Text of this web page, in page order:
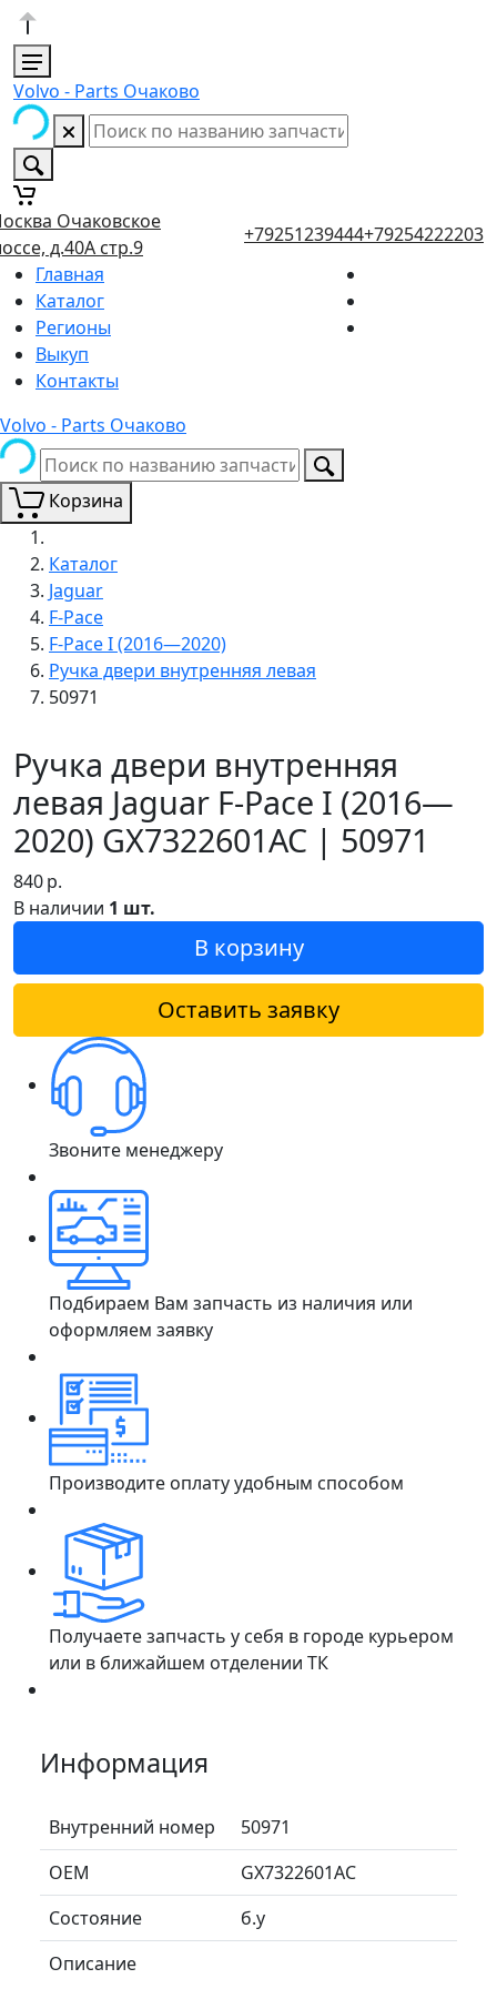
Volvo - Parts Очаково
Очаковское
д.40А стр.9
+79251239444+79254222203
Главная
Каталог
Регионы
Выкуп
Контакты
Volvo - Parts Очаково
Корзина
Каталог
Jaguar
F-Pace
F-Pace I (2016—2020)
Ручка двери внутренняя левая
50971
Ручка двери внутренняя
левая Jaguar F-Pace I (2016—
2020) GX7322601AC | 50971
840р.
В наличии 1 шт.
В корзину
Оставить заявку
Звоните менеджеру
Подбираем Вам запчасть из наличия или
оформляем заявку
Производите оплату удобным способом
Получаете запчасть у себя в городе курьером
или в ближайшем отделении ТК
Информация
Внутренний номер
50971
ОЕМ
GX7322601AC
Состояние
б.у
Описание